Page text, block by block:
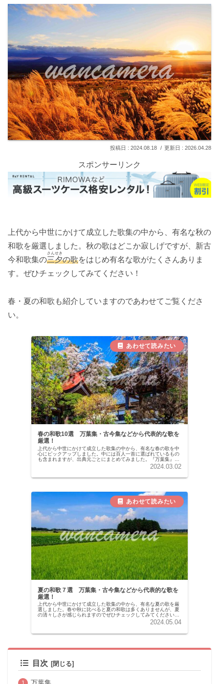
2024.08.18 2026.04.28
スポンサーリンク
上代から中世にかけて成立した歌集の中から、有名な秋の
和歌を厳選しました。秋の歌はどこか寂しげですが、新古
今和歌集の三夕
さんせき
の歌をはじめ有名な歌がたくさんありま
す。ぜひチェックしてみてください！
春・夏の和歌も紹介していますのであわせてご覧くださ
い。
春の和歌10選 万葉集・古今集などから代表的な歌を
厳選！
上代から中世にかけて成立した歌集の中から、有名な春の歌を中
心にピックアップしました。中には百人一首に選ばれているもの
も含まれますが、出典元ごとにまとめてみました。『万葉集』7
世紀後半〜8世紀にかけて編纂された、現存する日本最古の歌集
2024.03.02
夏の和歌７選 万葉集・古今集などから代表的な歌を
厳選！
上代から中世にかけて成立した歌集の中から、有名な夏の歌を厳
選しました。春や秋に比べると夏の和歌は多くありませんが、夏
の清々しさが感じられますのでぜひチェックしてみてください！
春や秋の和歌は以前紹介していますのであわせてご覧ください。
2024.05.04
目次